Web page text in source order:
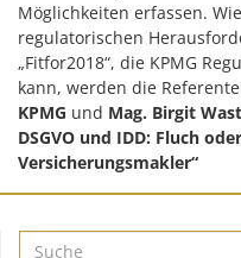
Möglichkeiten erfassen.
regulatorischen
„Fitfor2018“, die KPMG
kann, werden die
KPMG und Mag. Birgit
DSGVO und IDD: Fluch
Versicherungsmakler“